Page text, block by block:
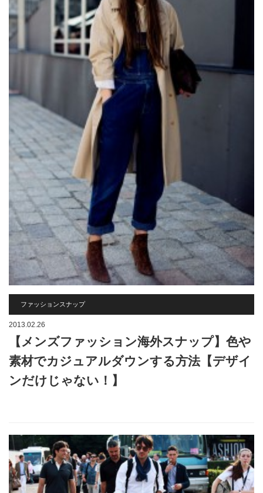
ファッションスナップ
2013.02.26
【メンズファッション海外スナップ】色や
素材でカジュアルダウンする方法【デザイ
ンだけじゃない！】